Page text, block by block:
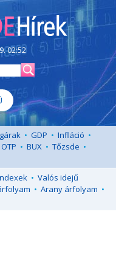
02:52
• GDP • Infláció •
OTP • BUX • Tőzsde •
• Valós idejű
• Arany árfolyam •